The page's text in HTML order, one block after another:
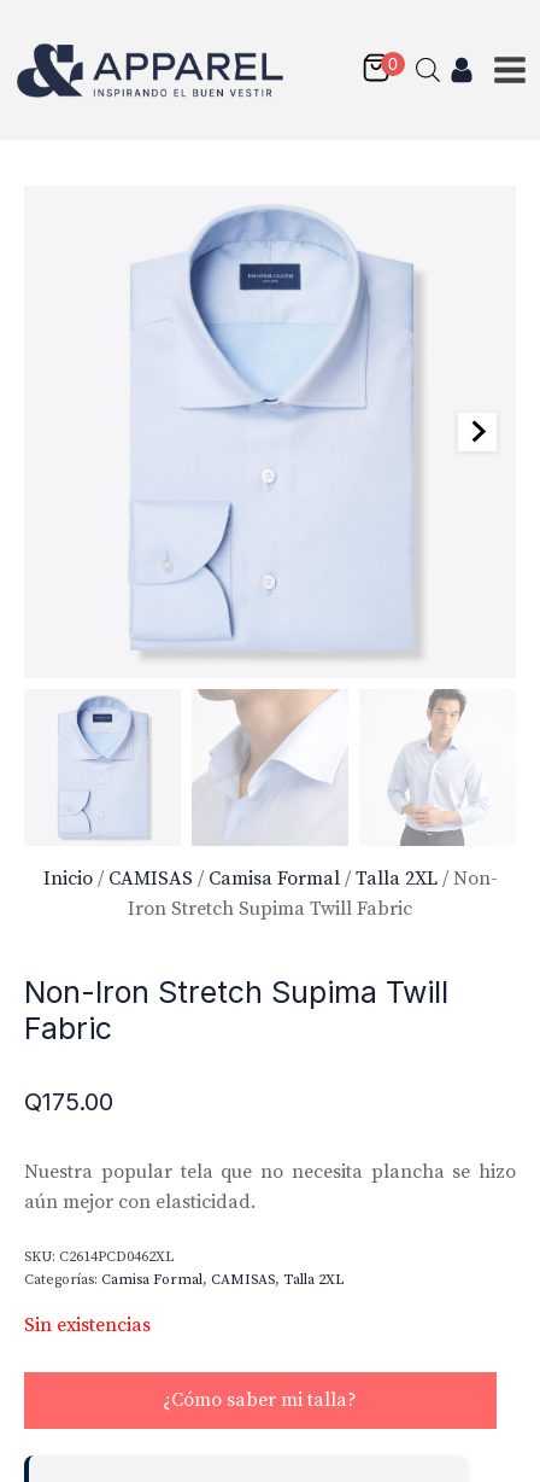
Inicio/ CAMISAS / Camisa Formal/ Talla 2XL/ Non-
Iron Stretch Supima Twill Fabric
Non-Iron Stretch Supima Twill
Fabric
Q175.00
Nuestra popular tela que no necesita plancha se hizo
aún mejor con elasticidad.
SKU: C2614PCD0462XL
Categorías: Camisa Formal, CAMISAS, Talla 2XL
Sin existencias
¿Cómo saber mi talla?
Thomas Mason Luxury
Broadcloth Fabric